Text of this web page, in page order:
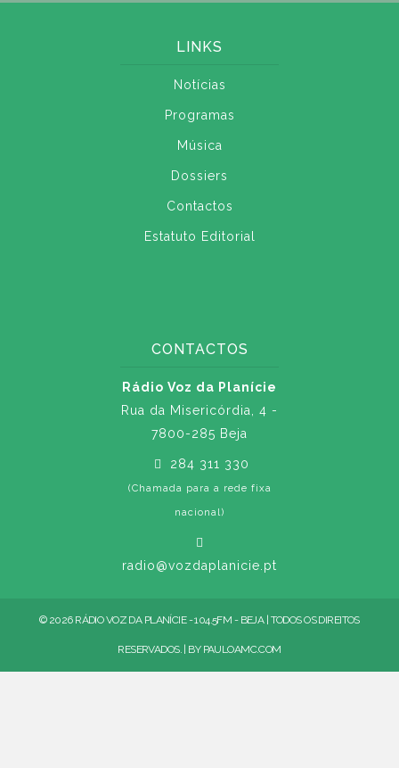
LINKS
Notícias
Programas
Música
Dossiers
Contactos
Estatuto Editorial
CONTACTOS
Rádio Voz da Planície
Rua da Misericórdia, 4 -
7800-285 Beja
284 311 330
(Chamada para a rede fixa
nacional)
radio@vozdaplanicie.pt
© 2026 RÁDIO VOZ DA PLANÍCIE - 104.5FM - BEJA | TODOS OS DIREITOS
RESERVADOS. | BY PAULOAMC.COM